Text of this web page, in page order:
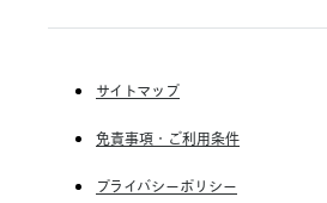
テ
RGF Staffing France SAS
RGF Staffing Germany GmbH
RGF Staffing the Netherlands B.V.
サイトマップ
免責事項・ご利用条件
プライバシーポリシー